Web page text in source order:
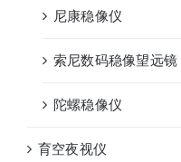
尼康稳像仪
索尼数码稳像望远镜
陀螺稳像仪
育空夜视仪